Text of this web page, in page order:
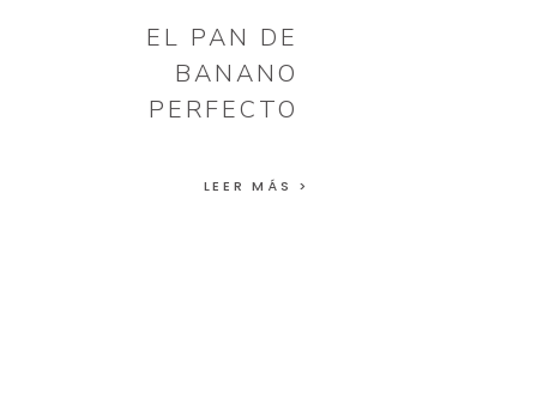
EL PAN DE
BANANO
PERFECTO
LEER MÁS >